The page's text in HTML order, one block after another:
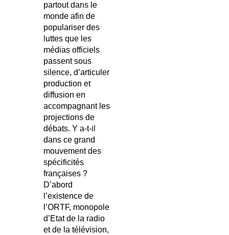
partout dans le
monde afin de
populariser des
luttes que les
médias officiels
passent sous
silence, d’articuler
production et
diffusion en
accompagnant les
projections de
débats. Y a-t-il
dans ce grand
mouvement des
spécificités
françaises ?
D’abord
l’existence de
l’ORTF, monopole
d’Etat de la radio
et de la télévision,